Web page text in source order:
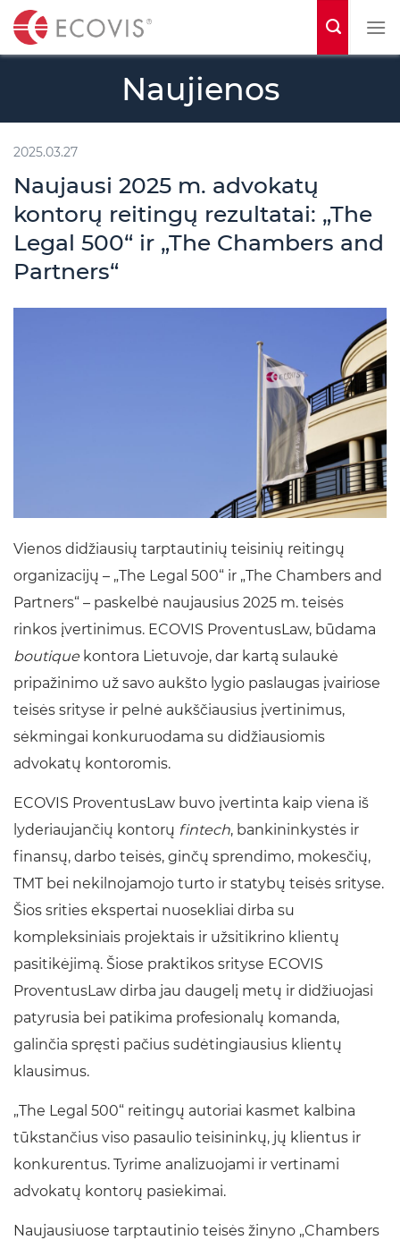
t
Naujienos
2025.03.27
Naujausi 2025 m. advokatų
kontorų reitingų rezultatai: „The
Legal 500“ ir „The Chambers and
Partners“
Vienos didžiausių tarptautinių teisinių reitingų
organizacijų – „The Legal 500“ ir „The Chambers and
Partners“ – paskelbė naujausius 2025 m. teisės
rinkos įvertinimus. ECOVIS ProventusLaw, būdama
boutique kontora Lietuvoje, dar kartą sulaukė
pripažinimo už savo aukšto lygio paslaugas įvairiose
teisės srityse ir pelnė aukščiausius įvertinimus,
sėkmingai konkuruodama su didžiausiomis
advokatų kontoromis.
ECOVIS ProventusLaw buvo įvertinta kaip viena iš
lyderiaujančių kontorų fintech, bankininkystės ir
finansų, darbo teisės, ginčų sprendimo, mokesčių,
TMT bei nekilnojamojo turto ir statybų teisės srityse.
Šios srities ekspertai nuosekliai dirba su
kompleksiniais projektais ir užsitikrino klientų
pasitikėjimą. Šiose praktikos srityse ECOVIS
ProventusLaw dirba jau daugelį metų ir didžiuojasi
patyrusia bei patikima profesionalų komanda,
galinčia spręsti pačius sudėtingiausius klientų
klausimus.
„The Legal 500“ reitingų autoriai kasmet kalbina
tūkstančius viso pasaulio teisininkų, jų klientus ir
konkurentus. Tyrime analizuojami ir vertinami
advokatų kontorų pasiekimai.
Naujausiuose tarptautinio teisės žinyno „Chambers